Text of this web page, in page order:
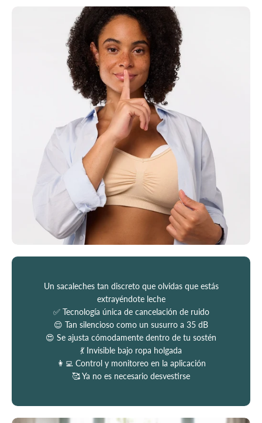
Un sacaleches tan discreto que olvidas que estás
extrayéndote leche
✅ Tecnología única de cancelación de ruido
😌 Tan silencioso como un susurro a 35 dB
😍 Se ajusta cómodamente dentro de tu sostén
💃 Invisible bajo ropa holgada
👩‍💻 Control y monitoreo en la aplicación
🥰 Ya no es necesario desvestirse